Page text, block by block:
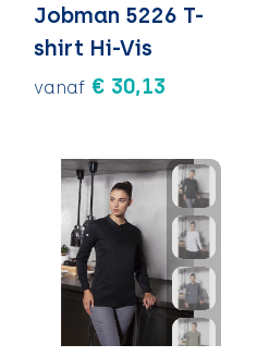
Jobman 5226 T-
shirt Hi-Vis
vanaf € 30,13